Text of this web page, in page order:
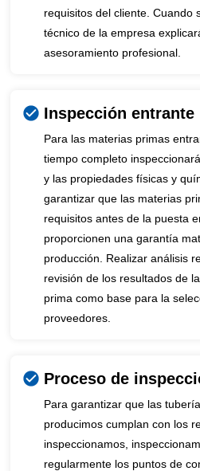
requisitos del cliente. Cuando
técnico de la empresa
asesoramiento profesional.
Inspección entrante
Para las materias primas
tiempo completo
y las propiedades físicas y
garantizar que las materias
requisitos antes de la puesta
proporcionen una garantía
producción. Realizar análisis
revisión de los resultados de
prima como base para la
proveedores.
Proceso de
Para garantizar que las
producimos cumplan con los
inspeccionamos,
regularmente los puntos de